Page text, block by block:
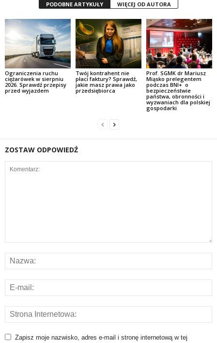
PODOBNE ARTYKUŁY WIĘCEJ OD AUTORA
Ograniczenia ruchu
ciężarówek w sierpniu
2026. Sprawdź przepisy
przed wyjazdem
Twój kontrahent nie
płaci faktury? Sprawdź,
jakie masz prawa jako
przedsiębiorca
Prof. SGMK dr Mariusz
Miąsko prelegentem
podczas BNI+ o
bezpieczeństwie
państwa, obronności i
wyzwaniach dla polskiej
gospodarki
ZOSTAW ODPOWIEDŹ
Zapisz moje nazwisko, adres e-mail i stronę internetową w tej